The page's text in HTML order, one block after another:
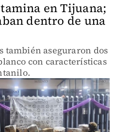
en Tijuana;
dentro de una
también aseguraron dos
con características